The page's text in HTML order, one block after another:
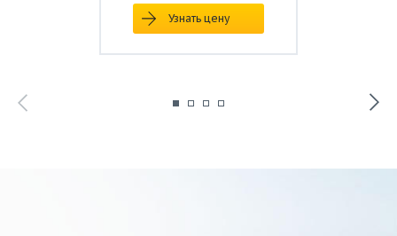
Узнать цену